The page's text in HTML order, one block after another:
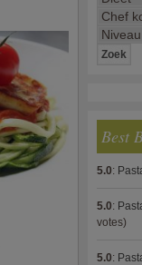
Best
5.0:
5.0:
votes)
5.0: